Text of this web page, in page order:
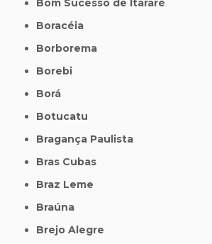
Boracéia
Borborema
Borebi
Borá
Botucatu
Bragança Paulista
Bras Cubas
Braz Leme
Braúna
Brejo Alegre